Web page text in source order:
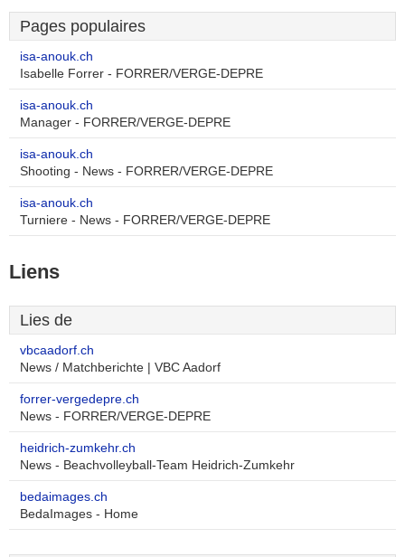
Pages populaires
isa-anouk.ch
Isabelle Forrer - FORRER/VERGE-DEPRE
isa-anouk.ch
Manager - FORRER/VERGE-DEPRE
isa-anouk.ch
Shooting - News - FORRER/VERGE-DEPRE
isa-anouk.ch
Turniere - News - FORRER/VERGE-DEPRE
Liens
Lies de
vbcaadorf.ch
News / Matchberichte | VBC Aadorf
forrer-vergedepre.ch
News - FORRER/VERGE-DEPRE
heidrich-zumkehr.ch
News - Beachvolleyball-Team Heidrich-Zumkehr
bedaimages.ch
BedaImages - Home